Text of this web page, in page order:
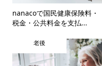
nanacoで国民健康保険料・
税金・公共料金を支払...
老後